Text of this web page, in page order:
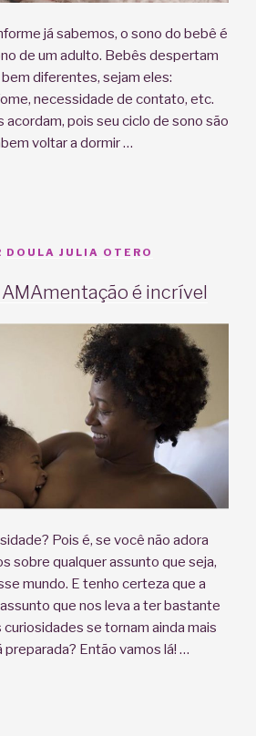
já sabemos, o sono do bebê é
de um adulto. Bebês despertam
diferentes, sejam eles:
necessidade de contato, etc.
acordam, pois seu ciclo de sono são
voltar a dormir …
DOULA JULIA OTERO
é incrível
Pois é, se você não adora
sobre qualquer assunto que seja,
mundo. E tenho certeza que a
que nos leva a ter bastante
curiosidades se tornam ainda mais
Então vamos lá! …